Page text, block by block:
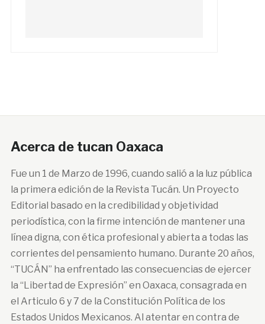
Acerca de tucan Oaxaca
Fue un 1 de Marzo de 1996, cuando salió a la luz pública
la primera edición de la Revista Tucán. Un Proyecto
Editorial basado en la credibilidad y objetividad
periodística, con la firme intención de mantener una
línea digna, con ética profesional y abierta a todas las
corrientes del pensamiento humano. Durante 20 años,
“TUCÁN” ha enfrentado las consecuencias de ejercer
la “Libertad de Expresión” en Oaxaca, consagrada en
el Articulo 6 y 7 de la Constitución Política de los
Estados Unidos Mexicanos. Al atentar en contra de